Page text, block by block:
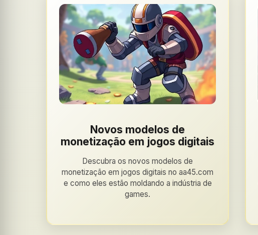
Novos modelos de
monetização em jogos digitais
Descubra os novos modelos de
monetização em jogos digitais no aa45.com
e como eles estão moldando a indústria de
games.